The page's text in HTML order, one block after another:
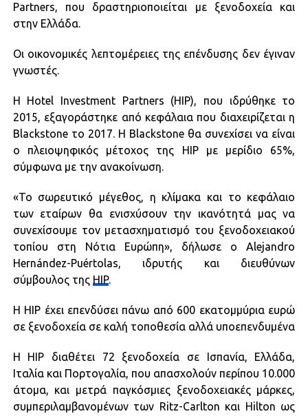
Partners, που δραστηριοποιείται με ξενοδοχεία και
στην Ελλάδα.
Οι οικονομικές λεπτομέρειες της επένδυσης δεν έγιναν
γνωστές.
Η Hotel Investment Partners (HIP), που ιδρύθηκε το
2015, εξαγοράστηκε από κεφάλαια που διαχειρίζεται η
Blackstone το 2017. Η Blackstone θα συνεχίσει να είναι
ο πλειοψηφικός μέτοχος της HIP με μερίδιο 65%,
σύμφωνα με την ανακοίνωση.
«Το σωρευτικό μέγεθος, η κλίμακα και το κεφάλαιο
των εταίρων θα ενισχύσουν την ικανότητά μας να
συνεχίσουμε τον μετασχηματισμό του ξενοδοχειακού
τοπίου στη Νότια Ευρώπη», δήλωσε ο Alejandro
Hernández-Puértolas, ιδρυτής και διευθύνων
σύμβουλος της HIP.
Η HIP έχει επενδύσει πάνω από 600 εκατομμύρια ευρώ
σε ξενοδοχεία σε καλή τοποθεσία αλλά υποεπενδυμένα
Η HIP διαθέτει 72 ξενοδοχεία σε Ισπανία, Ελλάδα,
Ιταλία και Πορτογαλία, που απασχολούν περίπου 10.000
άτομα, και μετρά παγκόσμιες ξενοδοχειακές μάρκες,
συμπεριλαμβανομένων των Ritz-Carlton και Hilton ως